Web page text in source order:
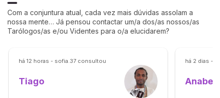
Com a conjuntura atual, cada vez mais dúvidas assolam a
nossa mente… Já pensou contactar um/a dos/as nossos/as
Tarólogos/as e/ou Videntes para o/a elucidarem?
há 12 horas - sofia.37 consultou
Tiago
há 2 dias -